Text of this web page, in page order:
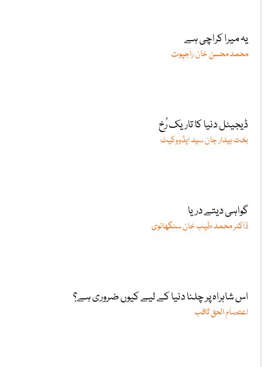
یہ میرا کراچی ہے
محمد محسن خان راجپوت
ڈیجیٹل دنیا کا تاریک رُخ
بخت بیدار جان سید ایڈووکیٹ
گواہی دیتے دریا
ڈاکٹر محمد طیب خان سنگھانوی
اس شاہراہ پر چلنا دنیا کے لیے کیوں ضروری ہے؟
اعتصام الحق ثاقب